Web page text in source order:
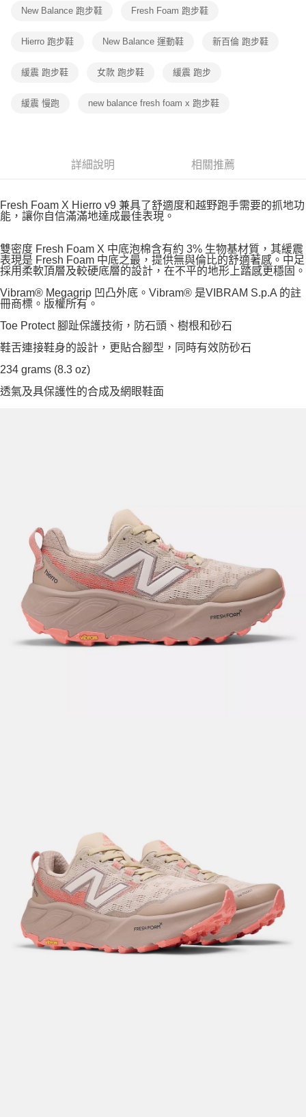
客戶支援中心」 https://netprotections.freshdesk.com/support/home
１．透過由恩沛科技股份有限公司提供之「AFTEE先享後付」服務完成之交
權轉讓予恩沛科技股份有限公司。
３．未成年的使用者請事先徵得法定代理人或監護人之同意方可使用
請求用戶進行身份認證。
New Balance 跑步鞋 Fresh Foam 跑步鞋
Hierro 跑步鞋 New Balance 運動鞋 新百倫 跑步鞋
緩震 跑步鞋 女款 跑步鞋 緩震 跑步
緩震 慢跑 new balance fresh foam x 跑步鞋
詳細說明 相關推薦
Fresh Foam X Hierro v9 兼具了舒適度和越野跑手需要的抓地功
能，讓你自信滿滿地達成最佳表現。
雙密度 Fresh Foam X 中底泡棉含有約 3% 生物基材質，其緩震
表現是 Fresh Foam 中底之最，提供無與倫比的舒適著感。中足
採用柔軟頂層及較硬底層的設計，在不平的地形上踏感更穩固。
Vibram® Megagrip 凹凸外底。Vibram® 是VIBRAM S.p.A 的註
冊商標。版權所有。
Toe Protect 腳趾保護技術，防石頭、樹根和砂石
鞋舌連接鞋身的設計，更貼合腳型，同時有效防砂石
234 grams (8.3 oz)
透氣及具保護性的合成及網眼鞋面